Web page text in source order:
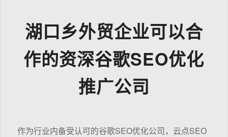
湖口乡外贸企业可以合
作的资深谷歌SEO优化
推广公司
作为行业内备受认可的谷歌SEO优化公司，云点SEO